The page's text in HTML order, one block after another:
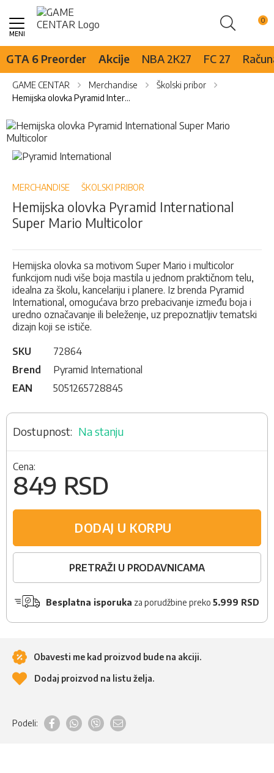
Pretraži
Skip
Content
GTA 6 Preorder Akcije NBA 2K27 FC 27
GAME CENTAR Merchandise
Školski pribor
Hemijska olovka Pyramid International Super Mario Multicolor
Skip
to
the
end
the
gallery
Skip
to
beginning
the
images
MERCHANDISE ŠKOLSKI PRIBOR
Hemijska olovka Pyramid International
Super Mario Multicolor
Hemijska olovka sa motivom Super Mario i multicolor
funkcijom nudi više boja mastila u jednom praktičnom telu,
idealna za školu, kancelariju i planere. Iz brenda Pyramid
International, omogućava brzo prebacivanje između boja i
uredno označavanje ili beleženje, uz prepoznatljiv tematski
dizajn koji se ističe.
SKU
72864
Brend
Pyramid International
EAN
5051265728845
Na stanju
Cena:
849 RSD
DODAJ U KORPU
PRETRAŽI U PRODAVNICAMA
Besplatna isporuka za porudžbine preko 5.999 RSD
Obavesti me kad proizvod bude na akciji.
Dodaj proizvod na listu želja.
Podeli: